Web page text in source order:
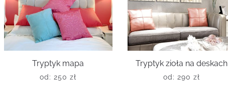
Tryptyk mapa
od: 250zł
Tryptyk zioła na deskach
od: 290zł